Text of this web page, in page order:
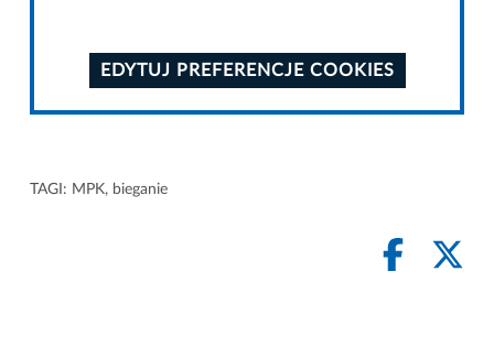
EDYTUJ PREFERENCJE COOKIES
TAGI: MPK, bieganie